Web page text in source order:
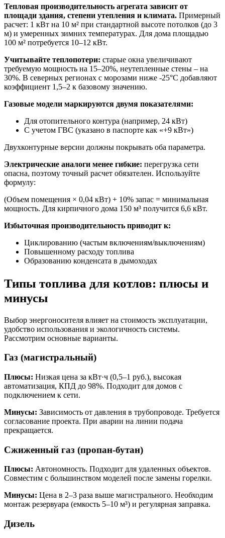
Тепловая производительность агрегата зависит от
площади здания, степени утепления и климата. Примерный
расчет: 1 кВт на 10 м² при стандартной высоте потолков (до 3
м) и умеренных зимних температурах. Для дома площадью
100 м² потребуется 10–12 кВт.
Учитывайте теплопотери: старые окна увеличивают
требуемую мощность на 15–20%, неутепленные стены – на
30%. В северных регионах с морозами ниже -25°C добавляют
коэффициент 1,5–2 к базовому значению.
Газовые модели маркируются двумя показателями:
Для отопительного контура (например, 24 кВт)
С учетом ГВС (указано в паспорте как «+9 кВт»)
Двухконтурные версии должны покрывать оба параметра.
Электрические аналоги менее гибкие: перегрузка сети
опасна, поэтому точный расчет обязателен. Используйте
формулу:
(Объем помещения × 0,04 кВт) + 10% запас = минимальная
мощность. Для кирпичного дома 150 м³ получится 6,6 кВт.
Избыточная производительность приводит к:
Циклированию (частым включениям/выключениям)
Повышенному расходу топлива
Образованию конденсата в дымоходах
Типы топлива для котлов: плюсы и
минусы
Выбор энергоносителя влияет на стоимость эксплуатации,
удобство использования и экологичность системы.
Рассмотрим основные варианты.
Газ (магистральный)
Плюсы: Низкая цена за кВт·ч (0,5–1 руб.), высокая
автоматизация, КПД до 98%. Подходит для домов с
подключением к сети.
Минусы: Зависимость от давления в трубопроводе. Требуется
согласование проекта. При аварии на линии подача
прекращается.
Сжиженный газ (пропан-бутан)
Плюсы: Автономность. Подходит для удаленных объектов.
Совместим с большинством моделей после замены горелки.
Минусы: Цена в 2–3 раза выше магистрального. Необходим
монтаж резервуара (емкость 5–10 м³) и регулярная заправка.
Дизель